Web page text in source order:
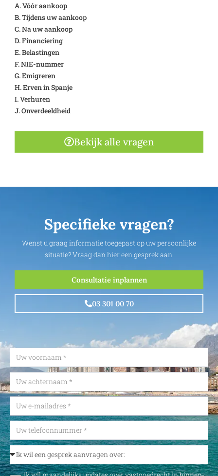
A. Vóór aankoop
B. Tijdens uw aankoop
C. Na uw aankoop
D. Financiering
E. Belastingen
F. NIE-nummer
G. Emigreren
H. Erven in Spanje
I. Verhuren
J. Onverdeeldheid
Bekijk alle vragen
Specifieke vragen?
Wenst u graag informatie toegepast op uw persoonlijke
situatie? Vraag dan hier een gesprek aan.
Consultatie inplannen
03 301 00 70